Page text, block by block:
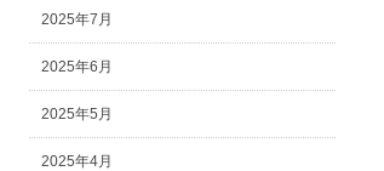
2025年7月
2025年6月
2025年5月
2025年4月